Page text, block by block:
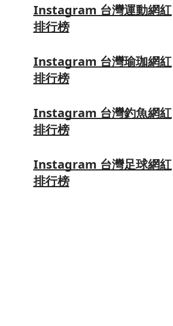
Instagram 台灣運動網紅
排行榜
Instagram 台灣瑜珈網紅
排行榜
Instagram 台灣釣魚網紅
排行榜
Instagram 台灣足球網紅
排行榜